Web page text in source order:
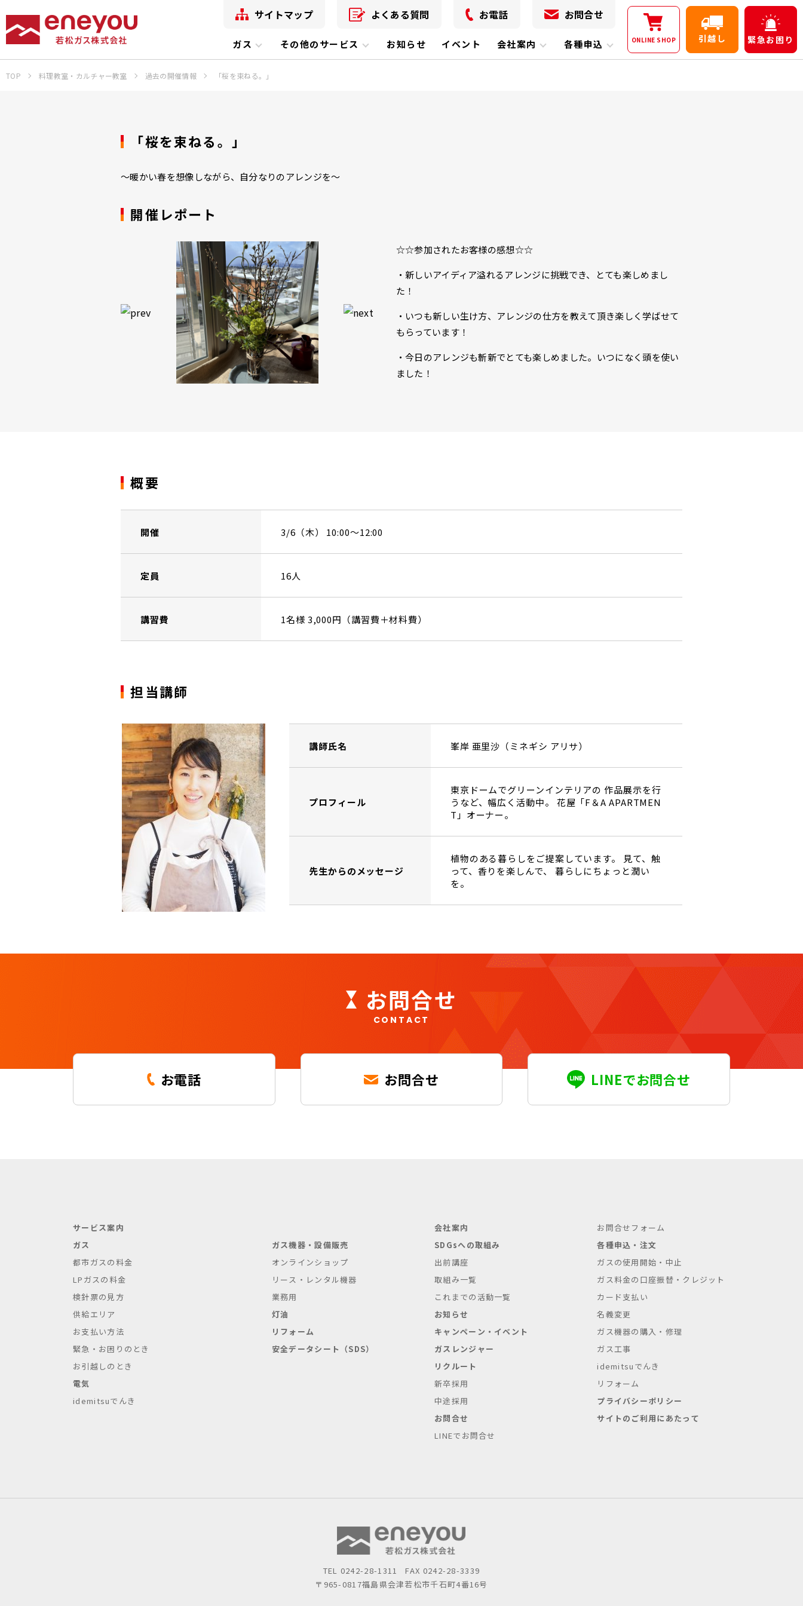
ガス その他のサービス お知らせ イベント 会社案内 各種申込
サイトマップ よくある質問 お電話 お問合せ
ONLINE SHOP 引越し 緊急お困り
TOP 料理教室・カルチャー教室 過去の開催情報 「桜を束ねる。」
「桜を束ねる。」
～暖かい春を想像しながら、自分なりのアレンジを～
開催レポート
☆☆参加されたお客様の感想☆☆
・新しいアイディア溢れるアレンジに挑戦でき、とても楽しめまし
た！
・いつも新しい生け方、アレンジの仕方を教えて頂き楽しく学ばせて
もらっています！
・今日のアレンジも斬新でとても楽しめました。いつになく頭を使い
ました！
概要
開催 3/6（木） 10:00～12:00
定員 16人
講習費 1名様 3,000円（講習費＋材料費）
担当講師
講師氏名 峯岸 亜里沙（ミネギシ アリサ）
プロフィール
東京ドームでグリーンインテリアの 作品展示を行
うなど、幅広く活動中。 花屋「F＆A APARTMEN
T」オーナー。
先生からのメッセージ
植物のある暮らしをご提案しています。 見て、触
って、香りを楽しんで、 暮らしにちょっと潤い
を。
お問合せ
CONTACT
お電話 お問合せ LINEでお問合せ
サービス案内
ガス
都市ガスの料金
LPガスの料金
検針票の見方
供給エリア
お支払い方法
緊急・お困りのとき
お引越しのとき
電気
idemitsuでんき
ガス機器・設備販売
オンラインショップ
リース・レンタル機器
業務用
灯油
リフォーム
安全データシート（SDS）
会社案内
SDGsへの取組み
出前講座
取組み一覧
これまでの活動一覧
お知らせ
キャンペーン・イベント
ガスレンジャー
リクルート
新卒採用
中途採用
お問合せ
LINEでお問合せ
お問合せフォーム
各種申込・注文
ガスの使用開始・中止
ガス料金の口座振替・クレジット
カード支払い
名義変更
ガス機器の購入・修理
ガス工事
idemitsuでんき
リフォーム
プライバシーポリシー
サイトのご利用にあたって
TEL 0242-28-1311
FAX 0242-28-3339
〒965-0817福島県会津若松市千石町4番16号